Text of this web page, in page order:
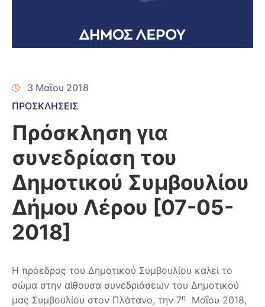
3 Μαΐου 2018
ΠΡΟΣΚΛΗΣΕΙΣ
Πρόσκληση για
συνεδρίαση του
Δημοτικού Συμβουλίου
Δήμου Λέρου [07-05-
2018]
Η πρόεδρος του Δημοτικού Συμβουλίου καλεί το
σώμα στην αίθουσα συνεδριάσεων του Δημοτικού
μας Συμβουλίου στον Πλάτανο, την 7η
Μαΐου 2018,